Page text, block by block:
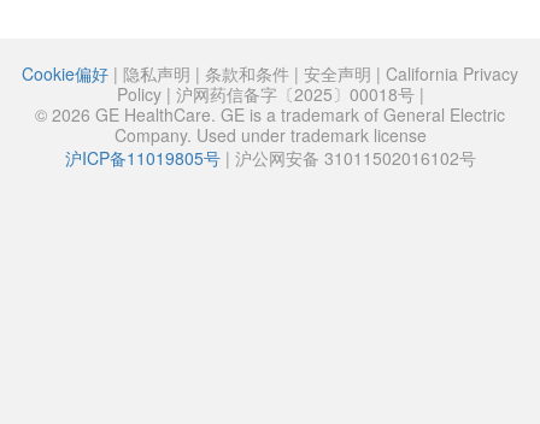
Cookie偏好 | 隐私声明 | 条款和条件 | 安全声明 | California Privacy
Policy| 沪网药信备字〔2025〕00018号|
© 2026 GE HealthCare. GE is a trademark of General Electric
Company. Used under trademark license
沪ICP备11019805号| 沪公网安备 31011502016102号